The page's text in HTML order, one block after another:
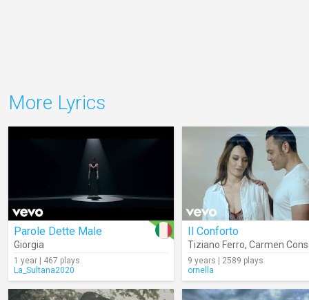
More Lyrics
Parole Dette Male
Giorgia
1 year | 467 plays
La_Sultana2020
Il Conforto
Tiziano Ferro, Carmen
9 years | 2589 plays
ornella